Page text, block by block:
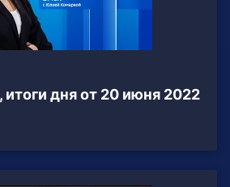
дня от 20 июня 2022